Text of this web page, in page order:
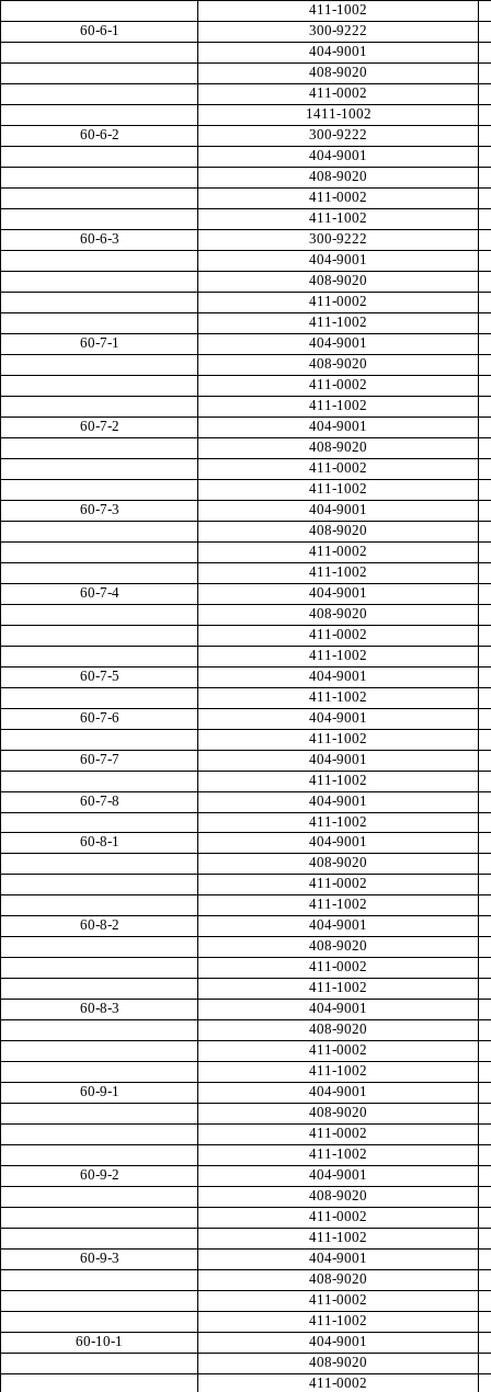
411-1002
60-6-1
300-9222
404-9001
408-9020
411-0002
1411-1002
60-6-2
300-9222
404-9001
408-9020
411-0002
411-1002
60-6-3
300-9222
404-9001
408-9020
411-0002
411-1002
60-7-1
404-9001
408-9020
411-0002
411-1002
60-7-2
404-9001
408-9020
411-0002
411-1002
60-7-3
404-9001
408-9020
411-0002
411-1002
60-7-4
404-9001
408-9020
411-0002
411-1002
60-7-5
404-9001
411-1002
60-7-6
404-9001
411-1002
60-7-7
404-9001
411-1002
60-7-8
404-9001
411-1002
60-8-1
404-9001
408-9020
411-0002
411-1002
60-8-2
404-9001
408-9020
411-0002
411-1002
60-8-3
404-9001
408-9020
411-0002
411-1002
60-9-1
404-9001
408-9020
411-0002
411-1002
60-9-2
404-9001
408-9020
411-0002
411-1002
60-9-3
404-9001
408-9020
411-0002
411-1002
60-10-1
404-9001
408-9020
411-0002